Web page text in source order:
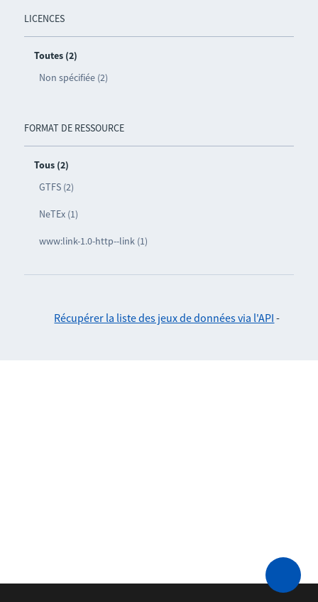
LICENCES
Toutes (2)
Non spécifiée (2)
FORMAT DE RESSOURCE
Tous (2)
GTFS (2)
NeTEx (1)
www:link-1.0-http--link (1)
Récupérer la liste des jeux de données via l'API -